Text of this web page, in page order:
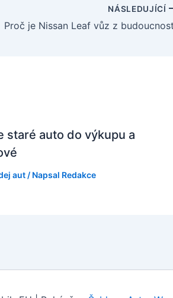
NÁSLEDUJÍCÍ
Proč je Nissan Leaf vůz z
staré auto do výkupu a
aut/ Napsal Redakce